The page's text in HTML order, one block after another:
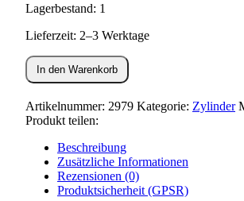
Lagerbestand: 1
Lieferzeit: 2–3 Werktage
Set:
Zylinder
Kolben
+
63ccm
KR51/1,SR4-
In den Warenkorb
Artikelnummer: 2979 Kategorie: Zylinder
Produkt teilen:
Beschreibung
Zusätzliche Informationen
Rezensionen (0)
Produktsicherheit (GPSR)